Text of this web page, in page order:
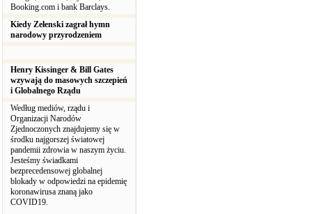
Booking.com i bank Barclays.
Kiedy Zełenski zagrał hymn
narodowy przyrodzeniem
Henry Kissinger & Bill Gates
wzywają do masowych szczepień
i Globalnego Rządu
Według mediów, rządu i
Organizacji Narodów
Zjednoczonych znajdujemy się w
środku najgorszej światowej
pandemii zdrowia w naszym życiu.
Jesteśmy świadkami
bezprecedensowej globalnej
blokady w odpowiedzi na epidemię
koronawirusa znaną jako
COVID19.